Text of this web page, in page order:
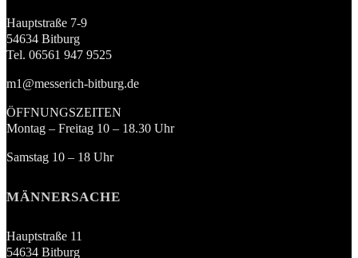
Hauptstraße 7-9
54634 Bitburg
Tel. 06561 947 9525
m1@messerich-bitburg.de
ÖFFNUNGSZEITEN
Montag – Freitag 10 – 18.30 Uhr
Samstag 10 – 18 Uhr
MÄNNERSACHE
Hauptstraße 11
54634 Bitburg